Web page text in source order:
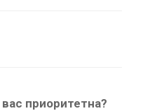
приоритетна?